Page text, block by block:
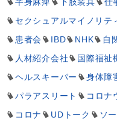
セクシュアルマイノリテ
患者会
IBD NHK 自
人材紹介会社
国際福祉
ヘルスキーパー
身体障
パラアスリート
コロナ
コロナ
UDトーク ソ